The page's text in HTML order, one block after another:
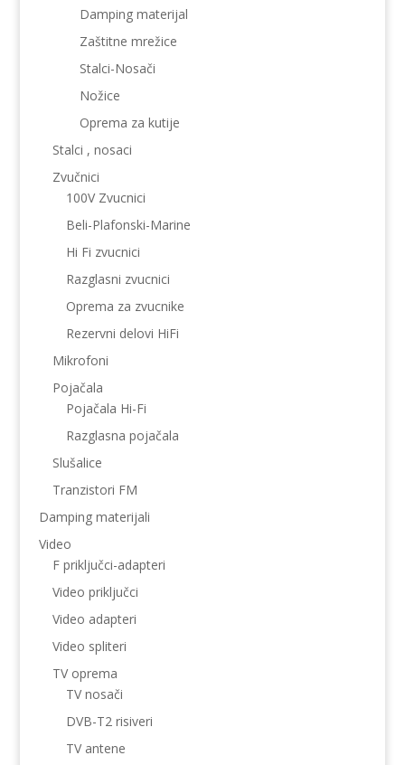
Damping materijal
Zaštitne mrežice
Stalci-Nosači
Nožice
Oprema za kutije
Stalci , nosaci
Zvučnici
100V Zvucnici
Beli-Plafonski-Marine
Hi Fi zvucnici
Razglasni zvucnici
Oprema za zvucnike
Rezervni delovi HiFi
Mikrofoni
Pojačala
Pojačala Hi-Fi
Razglasna pojačala
Slušalice
Tranzistori FM
Damping materijali
Video
F priključci-adapteri
Video priključci
Video adapteri
Video spliteri
TV oprema
TV nosači
DVB-T2 risiveri
TV antene